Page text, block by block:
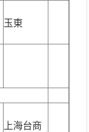
玉東
上海台商